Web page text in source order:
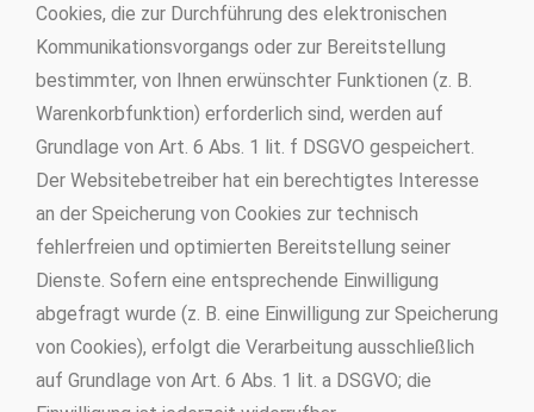
Cookies, die zur Durchführung des elektronischen
Kommunikationsvorgangs oder zur Bereitstellung
bestimmter, von Ihnen erwünschter Funktionen (z. B.
Warenkorbfunktion) erforderlich sind, werden auf
Grundlage von Art. 6 Abs. 1 lit. f DSGVO gespeichert.
Der Websitebetreiber hat ein berechtigtes Interesse
an der Speicherung von Cookies zur technisch
fehlerfreien und optimierten Bereitstellung seiner
Dienste. Sofern eine entsprechende Einwilligung
abgefragt wurde (z. B. eine Einwilligung zur Speicherung
von Cookies), erfolgt die Verarbeitung ausschließlich
auf Grundlage von Art. 6 Abs. 1 lit. a DSGVO; die